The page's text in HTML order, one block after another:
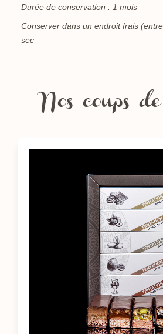
Durée de conservation : 1 mois
Conserver dans un endroit frais
sec
Nos coups